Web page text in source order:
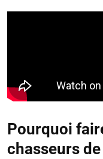
Pourquoi
chasseurs